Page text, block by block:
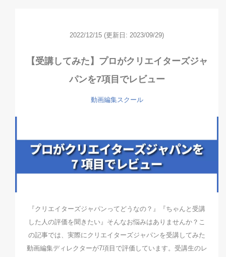
2022/12/15 (更新日: 2023/09/29)
【受講してみた】プロがクリエイターズジャ
パンを7項目でレビュー
動画編集スクール
『クリエイターズジャパンってどうなの？』『ちゃんと受講
した人の評価を聞きたい』そんなお悩みはありませんか？こ
の記事では、実際にクリエイターズジャパンを受講してみた
動画編集ディレクターが7項目で評価しています。受講生のレ